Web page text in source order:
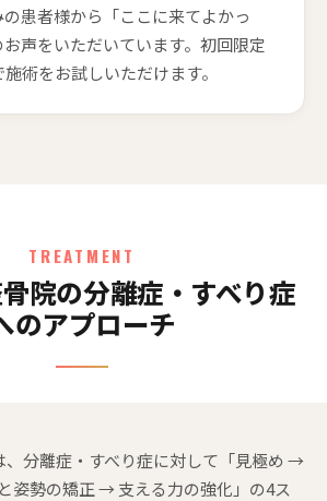
患者様から「ここに来てよかっ
声をいただいています。初回限定
術をお試しいただけます。
TREATMENT
院の分離症・すべり症
のアプローチ
、分離症・すべり症に対して「見極め →
姿勢の矯正 → 支える力の強化」の4ス